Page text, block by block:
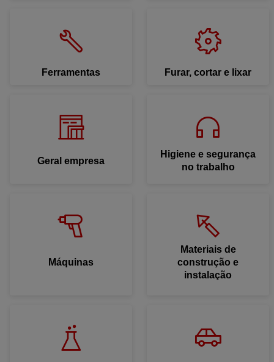
Ferramentas Furar, cortar e lixar
Geral empresa
Higiene e segurança
no trabalho
Máquinas
Materiais de
construção e
instalação